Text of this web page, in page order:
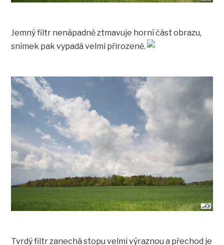
Jemný filtr nenápadně ztmavuje horní část obrazu,
snímek pak vypadá velmi přirozeně.
Tvrdý filtr zanechá stopu velmi výraznou a přechod je